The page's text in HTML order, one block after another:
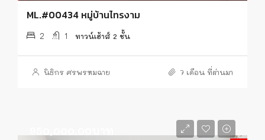
ML.#00434 หมู่บ้านไทรงาม
2 1 ทาวน์เฮ้าส์ 2 ชั้น
นิธิกร ศรพรหมฉาย 7 เดือน ที่ผ่านมา